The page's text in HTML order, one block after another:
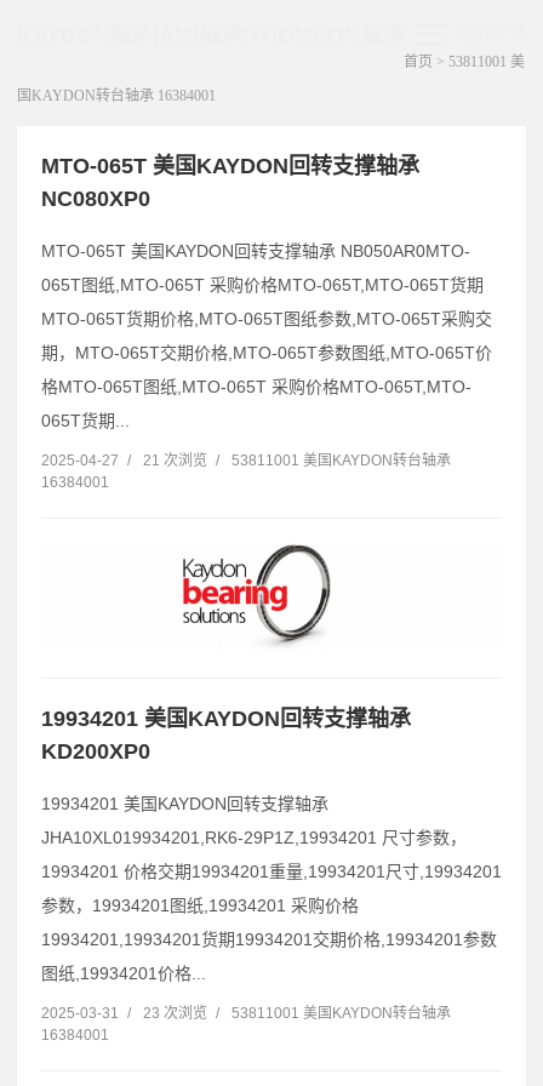
首页 > 53811001 美
国KAYDON转台轴承 16384001
MTO-065T 美国KAYDON回转支撑轴承
NC080XP0
MTO-065T 美国KAYDON回转支撑轴承 NB050AR0MTO-
065T图纸,MTO-065T 采购价格MTO-065T,MTO-065T货期
MTO-065T货期价格,MTO-065T图纸参数,MTO-065T采购交
期，MTO-065T交期价格,MTO-065T参数图纸,MTO-065T价
格MTO-065T图纸,MTO-065T 采购价格MTO-065T,MTO-
065T货期...
2025-04-27 / 21 次浏览 /
53811001 美国KAYDON转台轴承
16384001
19934201 美国KAYDON回转支撑轴承
KD200XP0
19934201 美国KAYDON回转支撑轴承
JHA10XL019934201,RK6-29P1Z,19934201 尺寸参数，
19934201 价格交期19934201重量,19934201尺寸,19934201
参数，19934201图纸,19934201 采购价格
19934201,19934201货期19934201交期价格,19934201参数
图纸,19934201价格...
2025-03-31 / 23 次浏览 /
53811001 美国KAYDON转台轴承
16384001